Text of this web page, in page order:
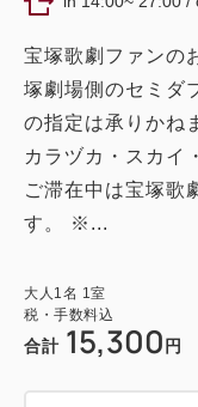
宝塚歌劇ファンの
塚劇場側のセミダ
の指定は承りかね
カラヅカ・スカイ
ご滞在中は宝塚歌
す。 ※...
大人 1名 1室
税・手数料込
合計 15,300 円